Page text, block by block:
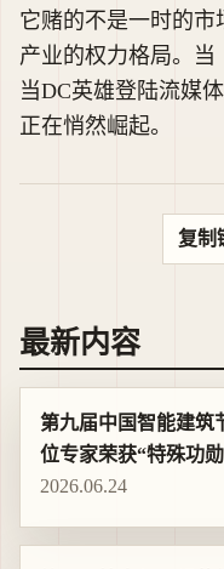
它赌的不是一时的
产业的权力格局。当
当DC英雄登陆流媒
正在悄然崛起。
复制
最新内容
第九届中国智能建筑
位专家荣获“特殊功
2026.06.24